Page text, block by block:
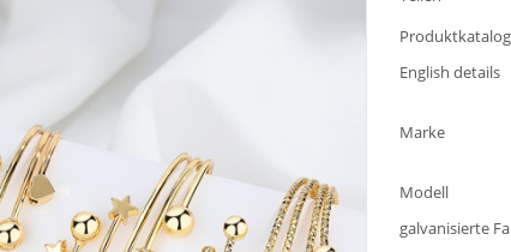
Produktkatalog
English details
Marke
Modell
galvanisierte